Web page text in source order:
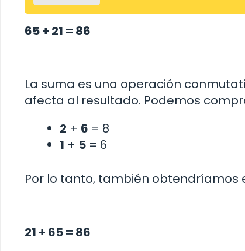
65 + 21 = 86
La suma es una operación
afecta al resultado. Podemos
2 + 6 = 8
1 + 5 = 6
Por lo tanto, también obtendríamos
21 + 65 = 86